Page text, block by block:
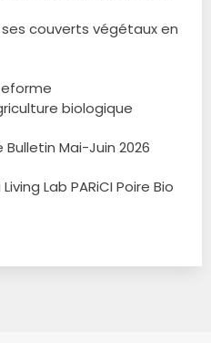
biologique
Mai-Juin 2026
Lab PARiCI Poire Bio